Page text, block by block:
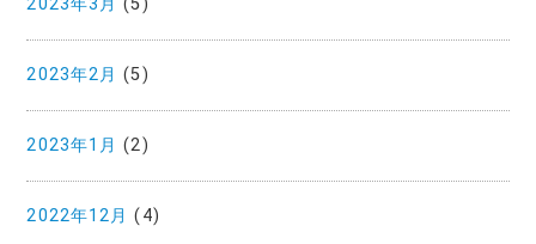
2023年2月 (5)
2023年1月 (2)
2022年12月 (4)